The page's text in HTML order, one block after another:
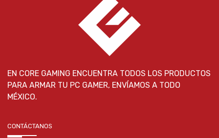
EN CORE GAMING ENCUENTRA TODOS LOS PRODUCTOS
PARA ARMAR TU PC GAMER, ENVÍAMOS A TODO
MÉXICO.
CONTÁCTANOS